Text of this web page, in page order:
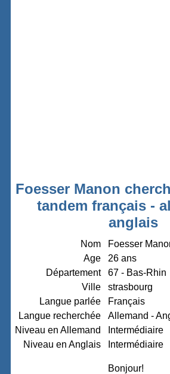
Foesser Manon
tandem français -
anglais
Nom
Foesser
Age
26 ans
Département
67 - Bas-Rhin
Ville
strasbourg
Langue parlée
Français
Langue recherchée
Allemand -
Niveau en Allemand
Intermédiaire
Niveau en Anglais
Intermédiaire
Bonjour!